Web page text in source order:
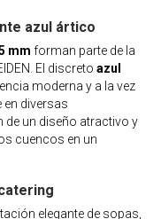
azul ártico
mm forman parte de la
El discreto azul
moderna y a la vez
en diversas
un diseño atractivo y
cuencos en un
elegante de sopas,